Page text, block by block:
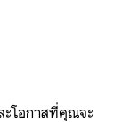
โอกาสที่คุณจะ